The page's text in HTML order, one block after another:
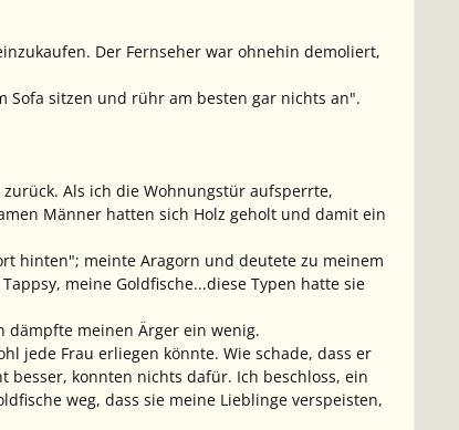
Der Fernseher war ohnehin demoliert,
Sofa sitzen und rühr am besten gar nichts an".
Als ich die Wohnungstür aufsperrte,
Männer hatten sich Holz geholt und damit ein
hinten"; meinte Aragorn und deutete zu meinem
meine Goldfische...diese Typen hatte sie
dämpfte meinen Ärger ein wenig.
jede Frau erliegen könnte. Wie schade, dass er
konnten nichts dafür. Ich beschloss, ein
weg, dass sie meine Lieblinge verspeisten,